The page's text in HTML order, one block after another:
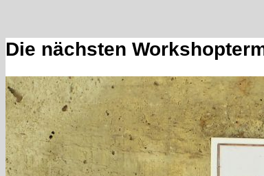
Die nächsten